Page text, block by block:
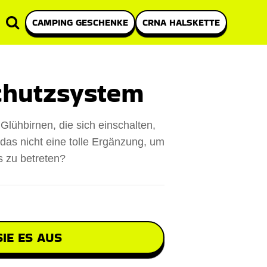
CAMPING GESCHENKE CRNA HALSKETTE
die sich einschalten,
nicht eine tolle Ergänzung, um
zu betreten?
ES AUS